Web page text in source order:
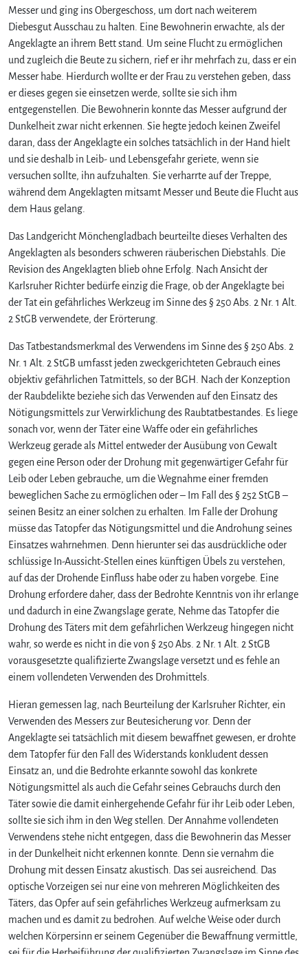
Messer und ging ins Obergeschoss, um dort nach weiterem
Diebesgut Ausschau zu halten. Eine Bewohnerin erwachte, als der
Angeklagte an ihrem Bett stand. Um seine Flucht zu ermöglichen
und zugleich die Beute zu sichern, rief er ihr mehrfach zu, dass er ein
Messer habe. Hierdurch wollte er der Frau zu verstehen geben, dass
er dieses gegen sie einsetzen werde, sollte sie sich ihm
entgegenstellen. Die Bewohnerin konnte das Messer aufgrund der
Dunkelheit zwar nicht erkennen. Sie hegte jedoch keinen Zweifel
daran, dass der Angeklagte ein solches tatsächlich in der Hand hielt
und sie deshalb in Leib- und Lebensgefahr geriete, wenn sie
versuchen sollte, ihn aufzuhalten. Sie verharrte auf der Treppe,
während dem Angeklagten mitsamt Messer und Beute die Flucht aus
dem Haus gelang.
Das Landgericht Mönchengladbach beurteilte dieses Verhalten des
Angeklagten als besonders schweren räuberischen Diebstahls. Die
Revision des Angeklagten blieb ohne Erfolg. Nach Ansicht der
Karlsruher Richter bedürfe einzig die Frage, ob der Angeklagte bei
der Tat ein gefährliches Werkzeug im Sinne des § 250 Abs. 2 Nr. 1 Alt.
2 StGB verwendete, der Erörterung.
Das Tatbestandsmerkmal des Verwendens im Sinne des § 250 Abs. 2
Nr. 1 Alt. 2 StGB umfasst jeden zweckgerichteten Gebrauch eines
objektiv gefährlichen Tatmittels, so der BGH. Nach der Konzeption
der Raubdelikte beziehe sich das Verwenden auf den Einsatz des
Nötigungsmittels zur Verwirklichung des Raubtatbestandes. Es liege
sonach vor, wenn der Täter eine Waffe oder ein gefährliches
Werkzeug gerade als Mittel entweder der Ausübung von Gewalt
gegen eine Person oder der Drohung mit gegenwärtiger Gefahr für
Leib oder Leben gebrauche, um die Wegnahme einer fremden
beweglichen Sache zu ermöglichen oder – Im Fall des § 252 StGB –
seinen Besitz an einer solchen zu erhalten. Im Falle der Drohung
müsse das Tatopfer das Nötigungsmittel und die Androhung seines
Einsatzes wahrnehmen. Denn hierunter sei das ausdrückliche oder
schlüssige In-Aussicht-Stellen eines künftigen Übels zu verstehen,
auf das der Drohende Einfluss habe oder zu haben vorgebe. Eine
Drohung erfordere daher, dass der Bedrohte Kenntnis von ihr erlange
und dadurch in eine Zwangslage gerate, Nehme das Tatopfer die
Drohung des Täters mit dem gefährlichen Werkzeug hingegen nicht
wahr, so werde es nicht in die von § 250 Abs. 2 Nr. 1 Alt. 2 StGB
vorausgesetzte qualifizierte Zwangslage versetzt und es fehle an
einem vollendeten Verwenden des Drohmittels.
Hieran gemessen lag, nach Beurteilung der Karlsruher Richter, ein
Verwenden des Messers zur Beutesicherung vor. Denn der
Angeklagte sei tatsächlich mit diesem bewaffnet gewesen, er drohte
dem Tatopfer für den Fall des Widerstands konkludent dessen
Einsatz an, und die Bedrohte erkannte sowohl das konkrete
Nötigungsmittel als auch die Gefahr seines Gebrauchs durch den
Täter sowie die damit einhergehende Gefahr für ihr Leib oder Leben,
sollte sie sich ihm in den Weg stellen. Der Annahme vollendeten
Verwendens stehe nicht entgegen, dass die Bewohnerin das Messer
in der Dunkelheit nicht erkennen konnte. Denn sie vernahm die
Drohung mit dessen Einsatz akustisch. Das sei ausreichend. Das
optische Vorzeigen sei nur eine von mehreren Möglichkeiten des
Täters, das Opfer auf sein gefährliches Werkzeug aufmerksam zu
machen und es damit zu bedrohen. Auf welche Weise oder durch
welchen Körpersinn er seinem Gegenüber die Bewaffnung vermittle,